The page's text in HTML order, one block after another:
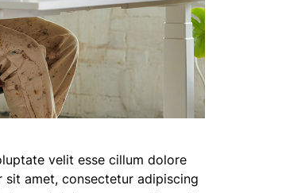
velit esse cillum dolore
amet, consectetur adipiscing